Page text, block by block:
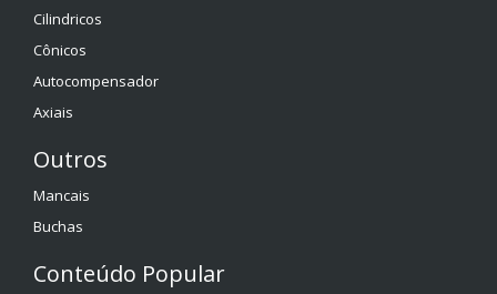
Cilindricos
Cônicos
Autocompensador
Axiais
Outros
Mancais
Buchas
Conteúdo Popular